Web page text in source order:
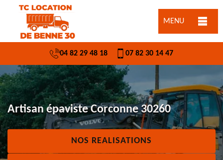
MENU
04 82 29 48 18 07 82 30 14 47
Artisan épaviste Corconne 30260
NOS REALISATIONS